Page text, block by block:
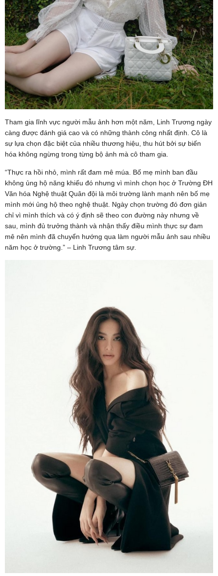
Tham gia lĩnh vực người mẫu ảnh hơn một năm, Linh Trương ngày
càng được đánh giá cao và có những thành công nhất định. Cô là
sự lựa chọn đặc biệt của nhiều thương hiệu, thu hút bởi sự biến
hóa không ngừng trong từng bộ ảnh mà cô tham gia.
“Thực ra hồi nhỏ, mình rất đam mê múa. Bố mẹ mình ban đầu
không ủng hộ năng khiếu đó nhưng vì mình chọn học ở Trường ĐH
Văn hóa Nghệ thuật Quân đội là môi trường lành mạnh nên bố mẹ
mình mới ủng hộ theo nghệ thuật. Ngày chọn trường đó đơn giản
chỉ vì mình thích và có ý định sẽ theo con đường này nhưng về
sau, mình đủ trưởng thành và nhận thấy điều mình thực sự đam
mê nên mình đã chuyển hướng qua làm người mẫu ảnh sau nhiều
năm học ở trường.” – Linh Trương tâm sự.